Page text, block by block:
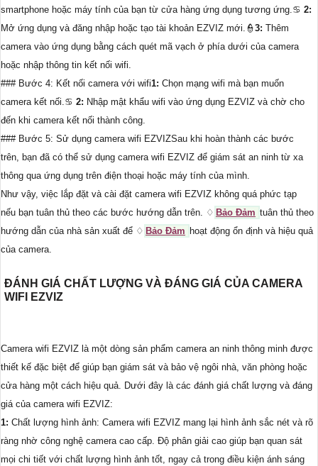
smartphone hoặc máy tính của bạn từ cửa hàng ứng dụng tương ứng.♋ 2:
Mở ứng dụng và đăng nhập hoặc tạo tài khoản EZVIZ mới.👮3: Thêm
camera vào ứng dụng bằng cách quét mã vạch ở phía dưới của camera
hoặc nhập thông tin kết nối wifi.
### Bước 4: Kết nối camera với wifi1: Chọn mạng wifi mà bạn muốn
camera kết nối.♋ 2: Nhập mật khẩu wifi vào ứng dụng EZVIZ và chờ cho
đến khi camera kết nối thành công.
### Bước 5: Sử dụng camera wifi EZVIZSau khi hoàn thành các bước
trên, bạn đã có thể sử dụng camera wifi EZVIZ để giám sát an ninh từ xa
thông qua ứng dụng trên điện thoại hoặc máy tính của mình.
Như vậy, việc lắp đặt và cài đặt camera wifi EZVIZ không quá phức tạp
nếu bạn tuân thủ theo các bước hướng dẫn trên. ♢ Bảo Đảm tuân thủ theo
hướng dẫn của nhà sản xuất để ♢ Bảo Đảm hoạt động ổn định và hiệu quả
của camera.
ĐÁNH GIÁ CHẤT LƯỢNG VÀ ĐÁNG GIÁ CỦA CAMERA
WIFI EZVIZ
Camera wifi EZVIZ là một dòng sản phẩm camera an ninh thông minh được
thiết kế đặc biệt để giúp bạn giám sát và bảo vệ ngôi nhà, văn phòng hoặc
cửa hàng một cách hiệu quả. Dưới đây là các đánh giá chất lượng và đáng
giá của camera wifi EZVIZ:
1: Chất lượng hình ảnh: Camera wifi EZVIZ mang lại hình ảnh sắc nét và rõ
ràng nhờ công nghệ camera cao cấp. Độ phân giải cao giúp bạn quan sát
mọi chi tiết với chất lượng hình ảnh tốt, ngay cả trong điều kiện ánh sáng